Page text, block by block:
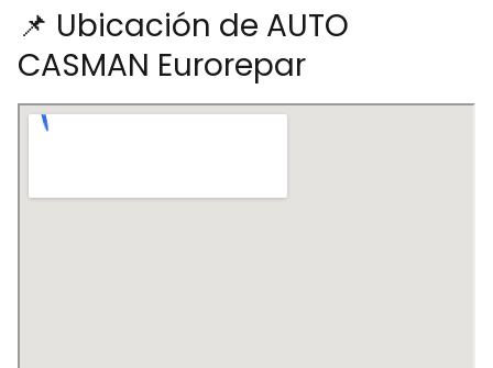
📌 Ubicación de AUTO
CASMAN Eurorepar